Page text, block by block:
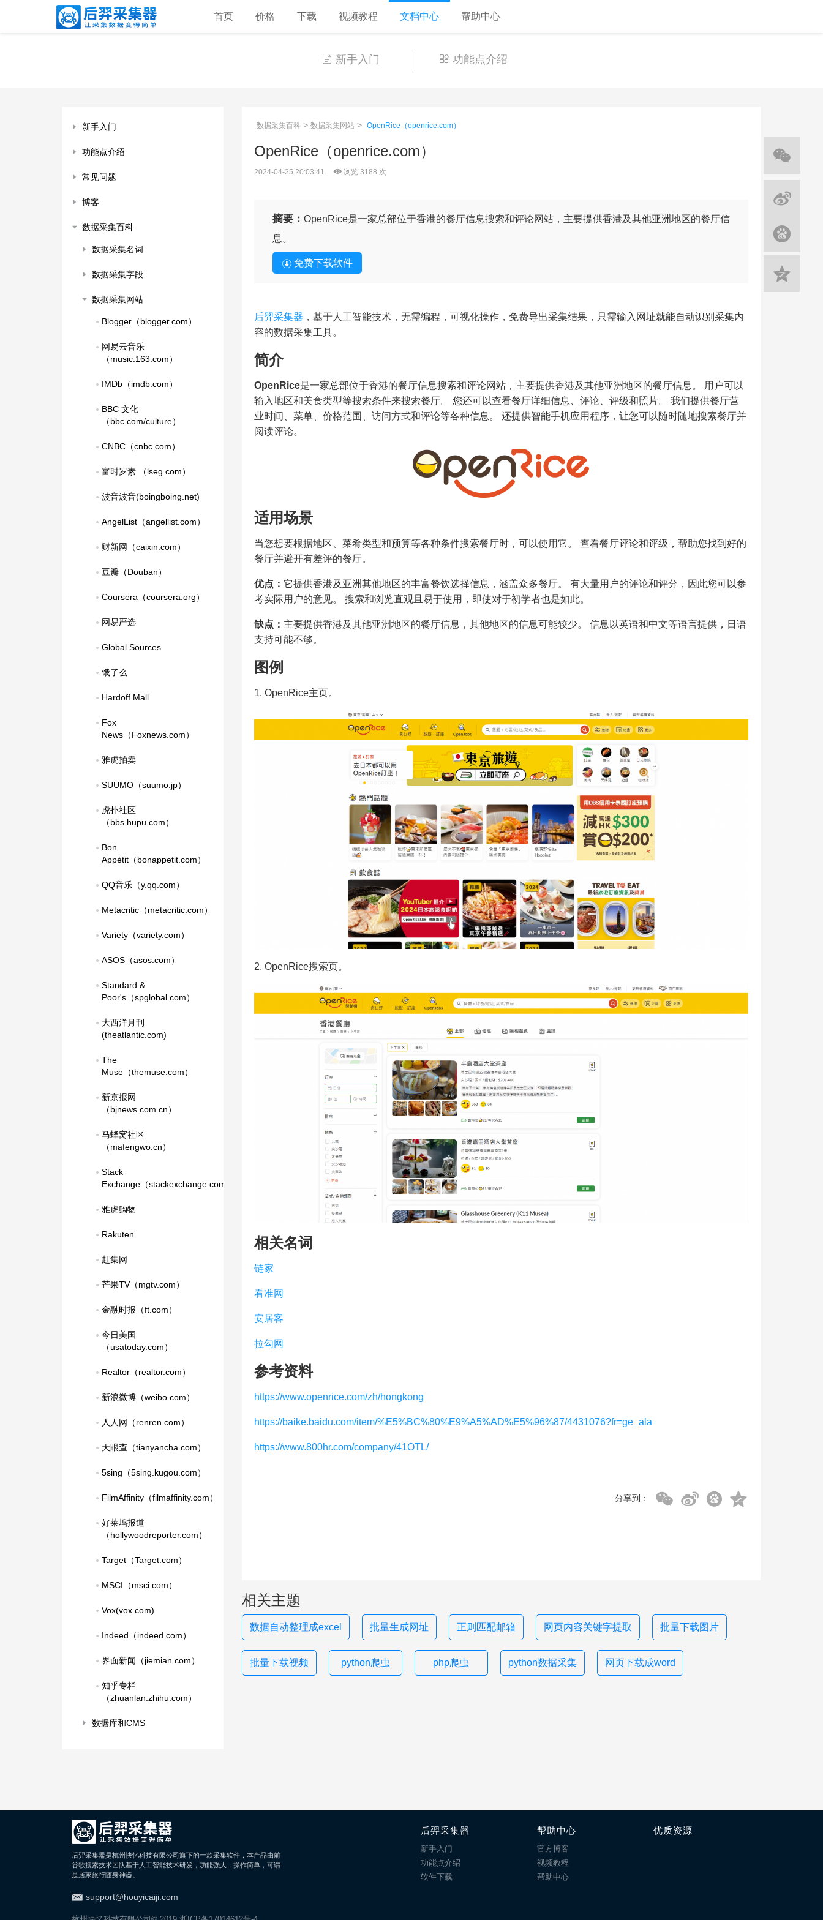
首页 价格 下载 视频教程 文档中心 帮助中心
新手入门 功能点介绍
新手入门
功能点介绍
常见问题
博客
数据采集百科
数据采集名词
数据采集字段
数据采集网站
Blogger（blogger.com）
网易云音乐
（music.163.com）
IMDb（imdb.com）
BBC 文化
（bbc.com/culture）
CNBC（cnbc.com）
富时罗素 （lseg.com）
波音波音(boingboing.net)
AngelList（angellist.com）
财新网（caixin.com）
豆瓣（Douban）
Coursera（coursera.org）
网易严选
Global Sources
饿了么
Hardoff Mall
Fox
News（Foxnews.com）
雅虎拍卖
SUUMO（suumo.jp）
虎扑社区
（bbs.hupu.com）
Bon
Appétit（bonappetit.com）
QQ音乐（y.qq.com）
Metacritic（metacritic.com）
Variety（variety.com）
ASOS（asos.com）
Standard &
Poor's（spglobal.com）
大西洋月刊
(theatlantic.com)
The
Muse（themuse.com）
新京报网
（bjnews.com.cn）
马蜂窝社区
（mafengwo.cn）
Stack
Exchange（stackexchange.com）
雅虎购物
Rakuten
赶集网
芒果TV（mgtv.com）
金融时报（ft.com）
今日美国
（usatoday.com）
Realtor（realtor.com）
新浪微博（weibo.com）
人人网（renren.com）
天眼查（tianyancha.com）
5sing（5sing.kugou.com）
FilmAffinity（filmaffinity.com）
好莱坞报道
（hollywoodreporter.com）
Target（Target.com）
MSCI（msci.com）
Vox(vox.com)
Indeed（indeed.com）
界面新闻（jiemian.com）
知乎专栏
（zhuanlan.zhihu.com）
数据库和CMS
数据采集百科 > 数据采集网站 > OpenRice（openrice.com）
OpenRice（openrice.com）
2024-04-25 20:03:41 浏览 3188 次
摘要： OpenRice是一家总部位于香港的餐厅信息搜索和评论网站，主要提供香港及其他亚洲地区的餐厅信
息。
免费下载软件
后羿采集器 ，基于人工智能技术，无需编程，可视化操作，免费导出采集结果，只需输入网址就能自动识别采集内
容的数据采集工具。
简介
OpenRice是一家总部位于香港的餐厅信息搜索和评论网站，主要提供香港及其他亚洲地区的餐厅信息。 用户可以
输入地区和美食类型等搜索条件来搜索餐厅。 您还可以查看餐厅详细信息、评论、评级和照片。 我们提供餐厅营
业时间、菜单、价格范围、访问方式和评论等各种信息。 还提供智能手机应用程序，让您可以随时随地搜索餐厅并
阅读评论。
适用场景
当您想要根据地区、菜肴类型和预算等各种条件搜索餐厅时，可以使用它。 查看餐厅评论和评级，帮助您找到好的
餐厅并避开有差评的餐厅。
优点： 它提供香港及亚洲其他地区的丰富餐饮选择信息，涵盖众多餐厅。 有大量用户的评论和评分，因此您可以参
考实际用户的意见。 搜索和浏览直观且易于使用，即使对于初学者也是如此。
缺点： 主要提供香港及其他亚洲地区的餐厅信息，其他地区的信息可能较少。 信息以英语和中文等语言提供，日语
支持可能不够。
图例
1. OpenRice主页。
2. OpenRice搜索页。
相关名词
链家
看准网
安居客
拉勾网
参考资料
https://www.openrice.com/zh/hongkong
https://baike.baidu.com/item/%E5%BC%80%E9%A5%AD%E5%96%87/4431076?fr=ge_ala
https://www.800hr.com/company/41OTL/
分享到：
相关主题
数据自动整理成excel 批量生成网址 正则匹配邮箱 网页内容关键字提取 批量下载图片
批量下载视频 python爬虫 php爬虫 python数据采集 网页下载成word
后羿采集器是杭州快忆科技有限公司旗下的一款采集软件，本产品由前
谷歌搜索技术团队基于人工智能技术研发，功能强大，操作简单，可谓
是居家旅行随身神器。
support@houyicaiji.com
后羿采集器
新手入门
功能点介绍
软件下载
帮助中心
官方博客
视频教程
帮助中心
优质资源